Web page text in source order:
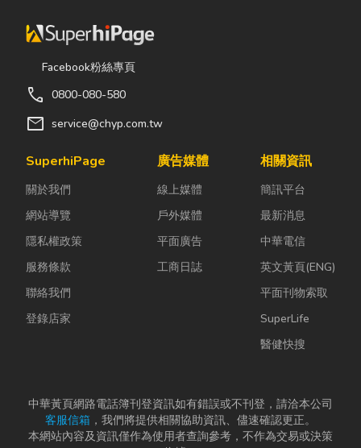
作 ★人工智慧圖像辨
識 ★精準預測大數據
Facebook粉絲專頁
call 0800-080-580
mail service@chyp.com.tw
SuperhiPage
關於我們
網站導覽
隱私權政策
服務條款
聯絡我們
登錄店家
廣告媒體
線上媒體
戶外媒體
平面廣告
工商日誌
相關資訊
簡訊平台
最新消息
中華電信
英文黃頁(ENG)
平面刊物索取
SuperLife
醫健快搜
中華黃頁網路電話簿刊登資訊如有錯誤或不刊登，請洽本公司
客服信箱 ，我們將提供相關協助資訊、儘速確認更正。
本網站內容及資訊僅作為使用者查詢參考，不作為交易或決策